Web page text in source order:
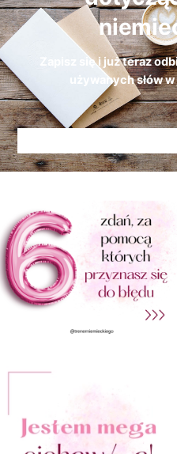
Zapisz się i już teraz
używanych słów